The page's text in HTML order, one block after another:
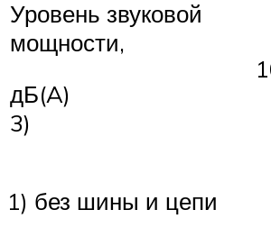
Уровень звуковой
мощности,
дБ(A)
3)
1) без шины и цепи